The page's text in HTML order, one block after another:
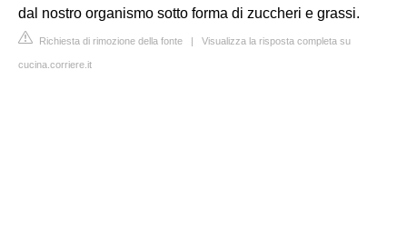
dal nostro organismo sotto forma di zuccheri e grassi.
Richiesta di rimozione della fonte | Visualizza la risposta completa su
cucina.corriere.it